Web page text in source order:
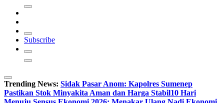
Subscribe
Trending News: Sidak Pasar Anom: Kapolres Sumenep
Pastikan Stok Minyakita Aman dan Harga Stabil10 Hari